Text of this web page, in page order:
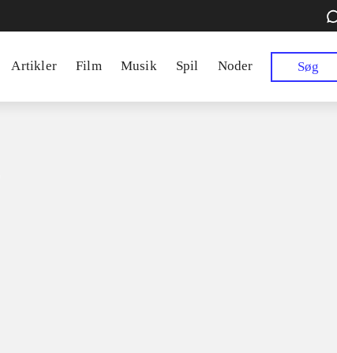
Artikler Film Musik Spil Noder Søg